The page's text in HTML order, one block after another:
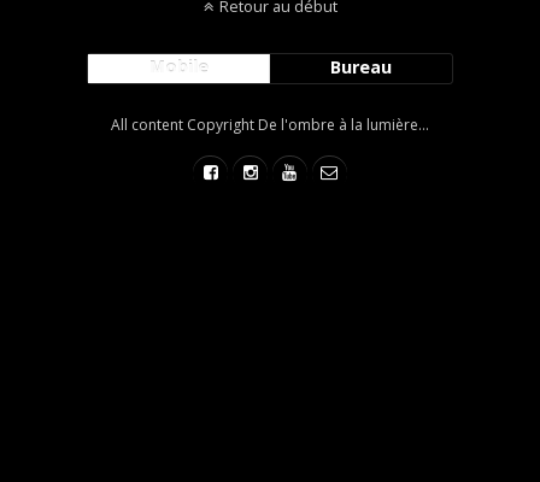
Retour au début
Mobile Bureau
All content Copyright De l'ombre à la lumière...